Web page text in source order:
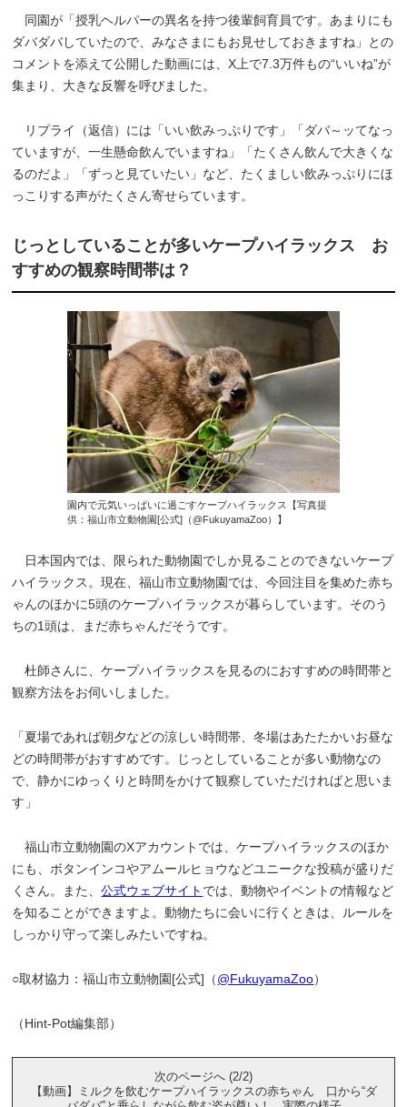
同園が「授乳ヘルパーの異名を持つ後輩飼育員です。あまりにも
ダバダバしていたので、みなさまにもお見せしておきますね」との
コメントを添えて公開した動画には、X上で7.3万件もの“いいね”が
集まり、大きな反響を呼びました。
リプライ（返信）には「いい飲みっぷりです」「ダバ～ッてなっ
ていますが、一生懸命飲んでいますね」「たくさん飲んで大きくな
るのだよ」「ずっと見ていたい」など、たくましい飲みっぷりにほ
っこりする声がたくさん寄せらています。
じっとしていることが多いケープハイラックス お
すすめの観察時間帯は？
園内で元気いっぱいに過ごすケープハイラックス【写真提
供：福山市立動物園[公式]（@FukuyamaZoo）】
日本国内では、限られた動物園でしか見ることのできないケープ
ハイラックス。現在、福山市立動物園では、今回注目を集めた赤ち
ゃんのほかに5頭のケープハイラックスが暮らしています。そのう
ちの1頭は、まだ赤ちゃんだそうです。
杜師さんに、ケープハイラックスを見るのにおすすめの時間帯と
観察方法をお伺いしました。
「夏場であれば朝夕などの涼しい時間帯、冬場はあたたかいお昼な
どの時間帯がおすすめです。じっとしていることが多い動物なの
で、静かにゆっくりと時間をかけて観察していただければと思いま
す」
福山市立動物園のXアカウントでは、ケープハイラックスのほか
にも、ボタンインコやアムールヒョウなどユニークな投稿が盛りだ
くさん。また、公式ウェブサイト では、動物やイベントの情報など
を知ることができますよ。動物たちに会いに行くときは、ルールを
しっかり守って楽しみたいですね。
○取材協力：福山市立動物園[公式]（@FukuyamaZoo）
（Hint-Pot編集部）
次のページへ (2/2)
【動画】ミルクを飲むケープハイラックスの赤ちゃん 口から“ダ